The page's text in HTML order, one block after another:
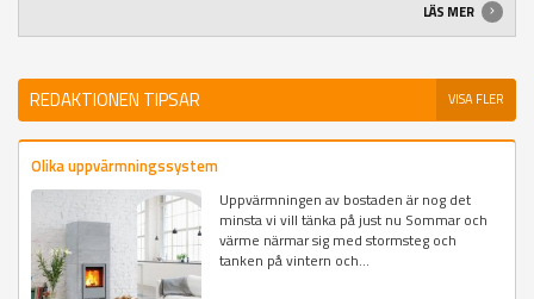
LÄS MER
REDAKTIONEN TIPSAR VISA FLER
Olika uppvärmningssystem
Uppvärmningen av bostaden är nog det
minsta vi vill tänka på just nu Sommar och
värme närmar sig med stormsteg och
tanken på vintern och...